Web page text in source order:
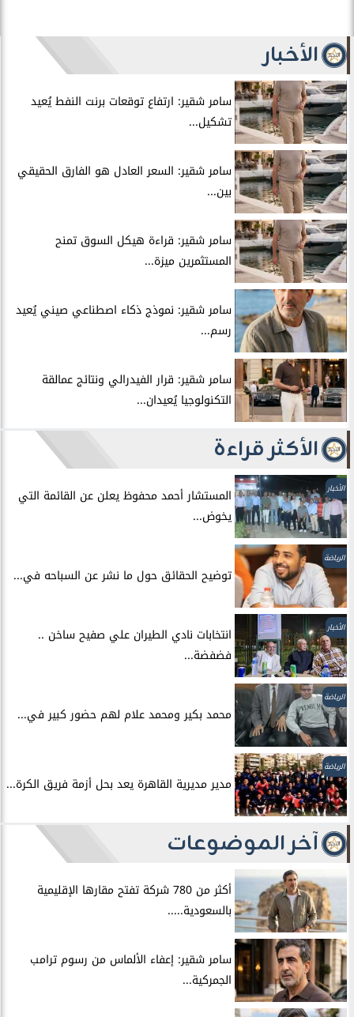
الأخبار
سامر شقير: ارتفاع توقعات برنت النفط يُعيد
تشكيل...
سامر شقير: السعر العادل هو الفارق الحقيقي
بين...
سامر شقير: قراءة هيكل السوق تمنح
المستثمرين ميزة...
سامر شقير: نموذج ذكاء اصطناعي صيني يُعيد
رسم...
سامر شقير: قرار الفيدرالي ونتائج عمالقة
التكنولوجيا يُعيدان...
الأكثر قراءة
الأخبار
المستشار أحمد محفوظ يعلن عن القائمة التي
يخوض...
الرياضة
توضيح الحقائق حول ما نشر عن السباحه في...
الأخبار
انتخابات نادي الطيران علي صفيح ساخن ..
فضفضة...
الرياضة
محمد بكير ومحمد علام لهم حضور كبير في...
الرياضة
مدير مديرية القاهرة يعد بحل أزمة فريق الكرة...
آخر الموضوعات
أكثر من 780 شركة تفتح مقارها الإقليمية
بالسعودية.....
سامر شقير: إعفاء الألماس من رسوم ترامب
الجمركية...